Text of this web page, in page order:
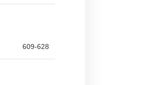
609-628